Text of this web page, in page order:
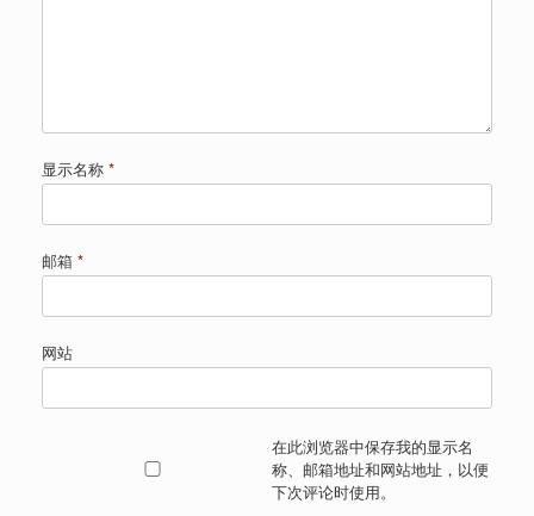
显示名称 *
邮箱 *
网站
在此浏览器中保存我的显示名
称、邮箱地址和网站地址，以便
下次评论时使用。